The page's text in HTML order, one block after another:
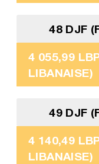
48 DJF
4 055,99
LIBANAISE)
49 DJF
4 140,49
LIBANAISE)